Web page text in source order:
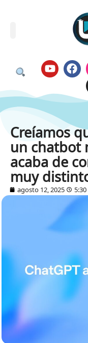
Creíamos
un chatbot
acaba de
muy
agosto 12, 2025